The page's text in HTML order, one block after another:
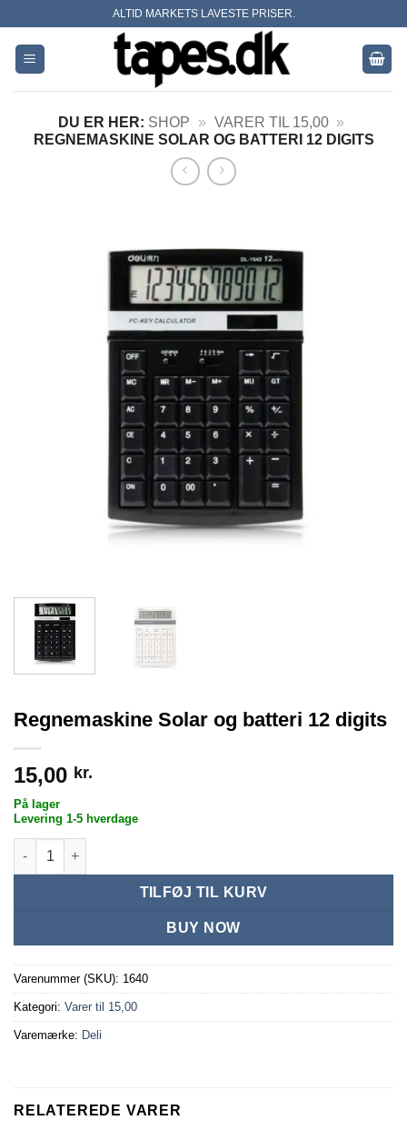
content
ALTID MARKETS LAVESTE PRISER.
DU ER HER: SHOP » VARER TIL 15,00 »
REGNEMASKINE SOLAR OG BATTERI 12 DIGITS
Regnemaskine Solar og batteri 12 digits
15,00 kr.
På lager
Levering 1-5 hverdage
Regnemaskine Solar og batteri 12 digits antal
TILFØJ TIL KURV
BUY NOW
Varenummer (SKU): 1640
Kategori: Varer til 15,00
Varemærke: Deli
RELATEREDE VARER